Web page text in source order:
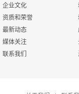
企业文化
资质和荣誉
最新动态
媒体关注
联系我们